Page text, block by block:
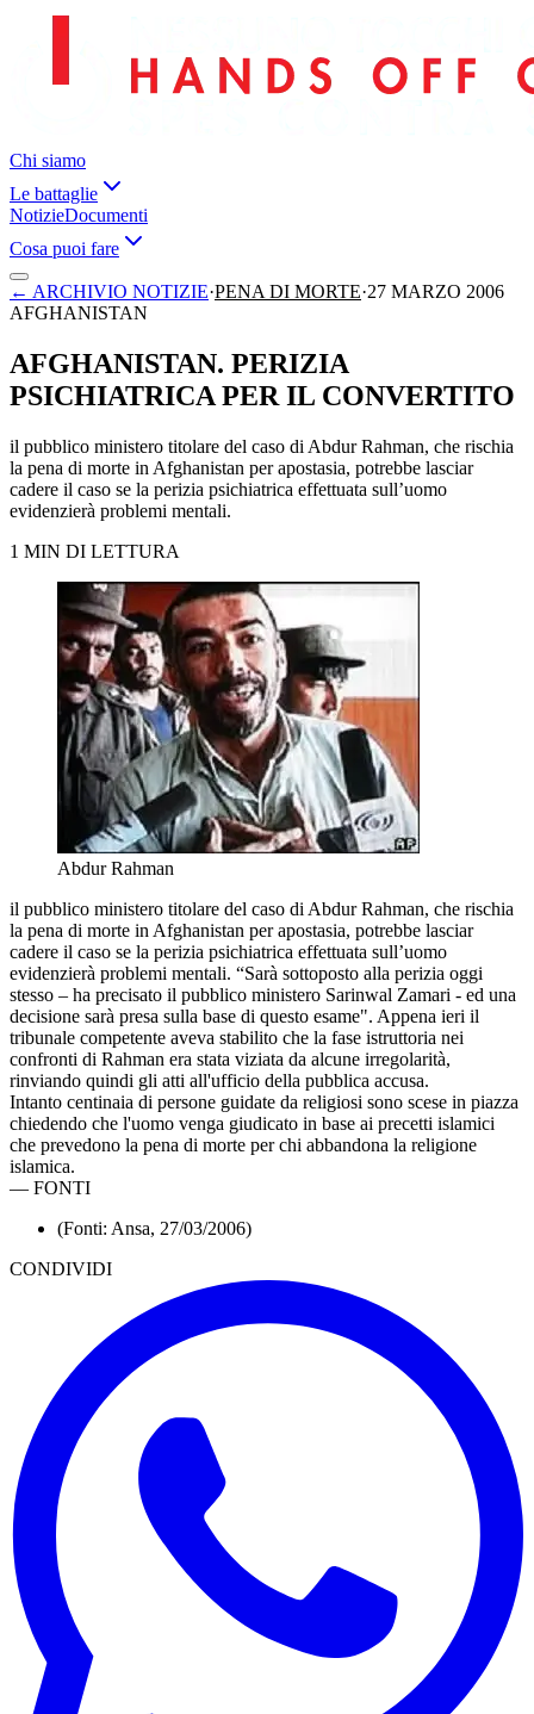
Chi siamo
Le battaglie
NotizieDocumenti
Cosa puoi fare
← ARCHIVIO NOTIZIE·PENA DI MORTE·27 MARZO 2006
AFGHANISTAN
AFGHANISTAN. PERIZIA
PSICHIATRICA PER IL CONVERTITO
il pubblico ministero titolare del caso di Abdur Rahman, che rischia
la pena di morte in Afghanistan per apostasia, potrebbe lasciar
cadere il caso se la perizia psichiatrica effettuata sull’uomo
evidenzierà problemi mentali.
1 MIN DI LETTURA
Abdur Rahman
il pubblico ministero titolare del caso di Abdur Rahman, che rischia
la pena di morte in Afghanistan per apostasia, potrebbe lasciar
cadere il caso se la perizia psichiatrica effettuata sull’uomo
evidenzierà problemi mentali. “Sarà sottoposto alla perizia oggi
stesso – ha precisato il pubblico ministero Sarinwal Zamari - ed una
decisione sarà presa sulla base di questo esame". Appena ieri il
tribunale competente aveva stabilito che la fase istruttoria nei
confronti di Rahman era stata viziata da alcune irregolarità,
rinviando quindi gli atti all'ufficio della pubblica accusa.
Intanto centinaia di persone guidate da religiosi sono scese in piazza
chiedendo che l'uomo venga giudicato in base ai precetti islamici
che prevedono la pena di morte per chi abbandona la religione
islamica.
— FONTI
(Fonti: Ansa, 27/03/2006)
CONDIVIDI